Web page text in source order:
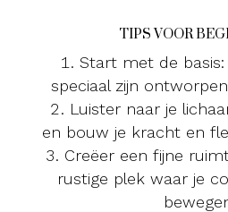
TIPS VOOR
Start met de basis:
speciaal zijn
Luister naar je
en bouw je kracht en
Creëer een fijne
rustige plek waar je